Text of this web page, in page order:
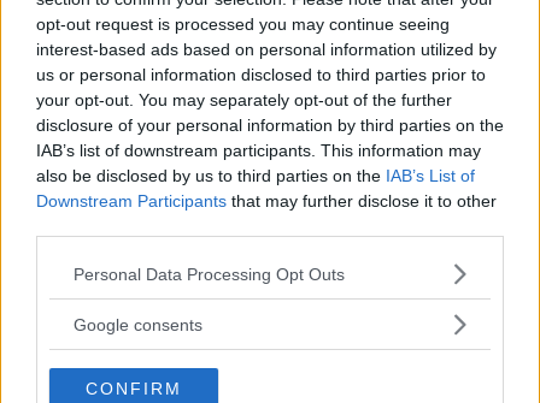
opt-out request is processed you may continue seeing
interest-based ads based on personal information utilized by
us or personal information disclosed to third parties prior to
your opt-out. You may separately opt-out of the further
disclosure of your personal information by third parties on the
IAB’s list of downstream participants. This information may
also be disclosed by us to third parties on the IAB’s List of
Downstream Participants that may further disclose it to other
Please note that this website/app uses one or more Google
not limited to your visit or usage behaviour. You may click to
use your data for below specified purposes in below Google
consent section.
Personal Data Processing Opt Outs
Google consents
CONFIRM
ägarnas användarkonto.
Spireon (tjänst för GPS-övervakning av
bilar)
Hackare kan låsa upp och starta miljontals bilar genom
en administrationspanel som är dåligt skyddad.
Hackare kan ladda upp och köra skadlig kod på distans.
Hackare kan ta över fordonsflottor för exempelvis
polisbilar och ambulanser och hindra bilarna från att
startas, samt skicka ut falska meddelanden till bilarna
om att till exempel åka till en viss adress.
Källa:Sam Curry